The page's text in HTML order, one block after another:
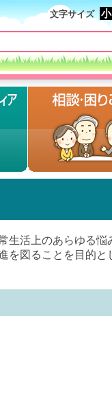
文字サイズ小
生活上のあらゆる悩
を図ることを目的と